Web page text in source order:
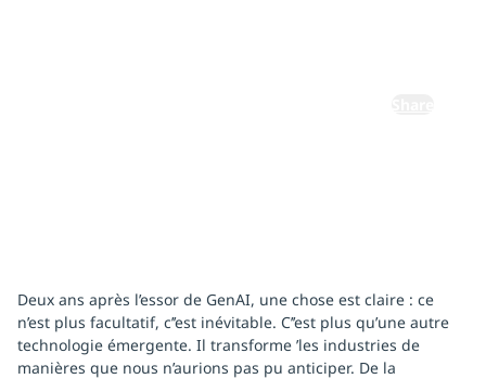
Deux ans après l’essor de GenAI, une chose est claire : ce
n’est plus facultatif, c’’est inévitable. C’’est plus qu’une autre
technologie émergente. Il transforme ’les industries de
manières que nous n’aurions pas pu anticiper. De la